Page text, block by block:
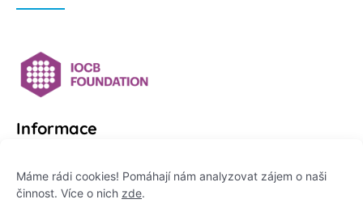
Máme rádi cookies! Pomáhají nám analyzovat zájem o naši
činnost. Více o nich zde.
Informace
Platformu Zeptej se vědce provozuje: